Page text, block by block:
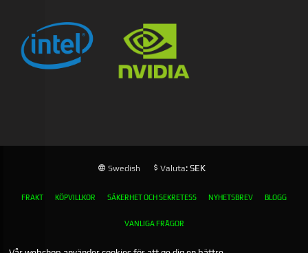
Swedish Valuta: SEK
FRAKT KÖPVILLKOR SÄKERHET OCH SEKRETESS NYHETSBREV BLOGG
VANLIGA FRÅGOR